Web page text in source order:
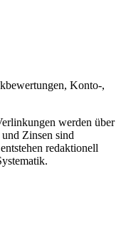
Konto-,
werden über
Zinsen sind
redaktionell